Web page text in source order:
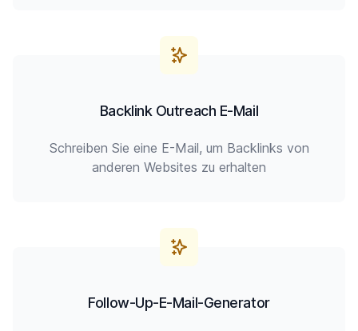
Backlink Outreach E-Mail
Schreiben Sie eine E-Mail, um Backlinks von
anderen Websites zu erhalten
Follow-Up-E-Mail-Generator